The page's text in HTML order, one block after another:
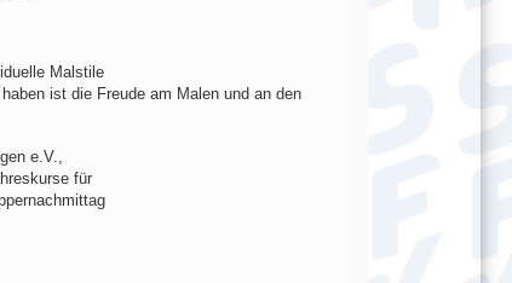
Malstile
ist die Freude am Malen und an den
e.V.,
für